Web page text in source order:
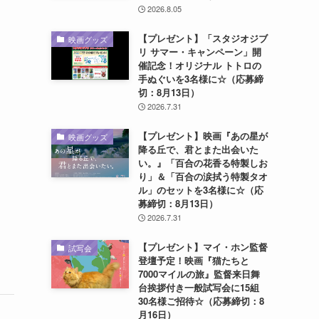
2026.8.05
映画グッズ
【プレゼント】「スタジオジブ
リ サマー・キャンペーン」開
催記念！オリジナル トトロの
手ぬぐいを3名様に☆（応募締
切：8月13日）
2026.7.31
映画グッズ
【プレゼント】映画『あの星が
降る丘で、君とまた出会いた
い。』「百合の花香る特製しお
り」＆「百合の涙拭う特製タオ
ル」のセットを3名様に☆（応
募締切：8月13日）
2026.7.31
試写会
【プレゼント】マイ・ホン監督
登壇予定！映画『猫たちと
7000マイルの旅』監督来日舞
台挨拶付き一般試写会に15組
30名様ご招待☆（応募締切：8
月16日）